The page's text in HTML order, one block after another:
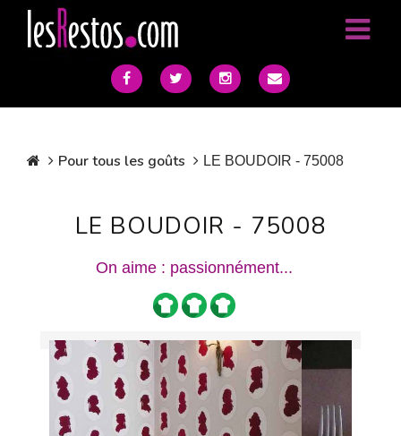
Pour tous les goûts LE BOUDOIR - 75008
LE BOUDOIR - 75008
On aime : passionnément...